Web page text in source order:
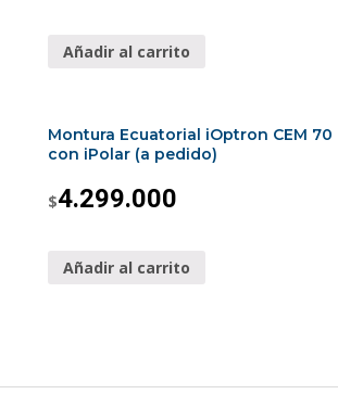
Añadir al carrito
Montura Ecuatorial iOptron CEM 70
con iPolar (a pedido)
$4.299.000
Añadir al carrito